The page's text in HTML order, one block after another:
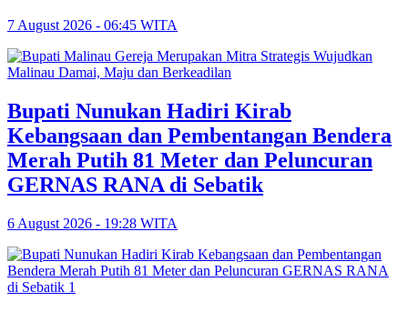
7 August 2026 - 06:45 WITA
Bupati Nunukan Hadiri Kirab
Kebangsaan dan Pembentangan Bendera
Merah Putih 81 Meter dan Peluncuran
GERNAS RANA di Sebatik
6 August 2026 - 19:28 WITA